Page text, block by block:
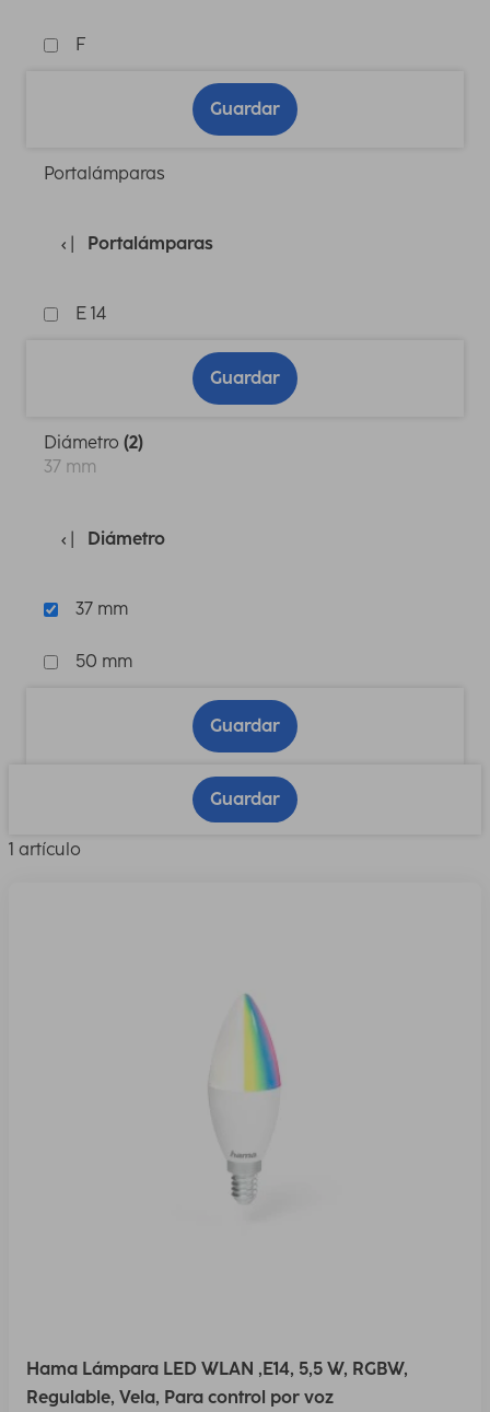
F
Guardar
Portalámparas
Portalámparas
E 14
Guardar
Diámetro (2)
37 mm
Diámetro
37 mm
50 mm
Guardar
Guardar
1 artículo
Hama Lámpara LED WLAN ,E14, 5,5 W, RGBW,
Regulable, Vela, Para control por voz